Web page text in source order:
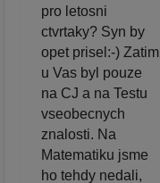
pro letosni
ctvrtaky? Syn by
opet prisel:-) Zatim
u Vas byl pouze
na CJ a na Testu
vseobecnych
znalosti. Na
Matematiku jsme
ho tehdy nedali,